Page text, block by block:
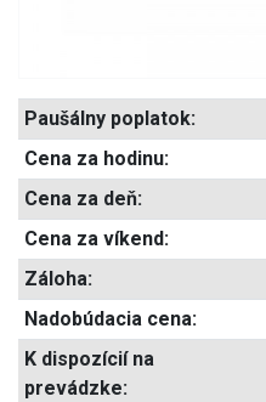
Paušálny poplatok:
Cena za hodinu:
Cena za deň:
Cena za víkend:
Záloha:
Nadobúdacia cena:
K dispozícií na
prevádzke: